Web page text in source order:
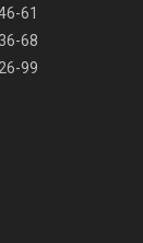
61
68
99